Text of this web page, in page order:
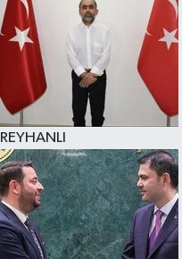
REYHANLI